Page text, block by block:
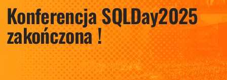
Konferencja SQLDay2025
zakończona !